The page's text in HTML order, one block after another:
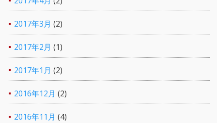
2017年3月 (2)
2017年2月 (1)
2017年1月 (2)
2016年12月 (2)
2016年11月 (4)